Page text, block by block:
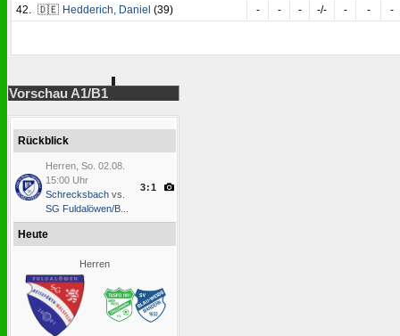
42. 🇩🇪 Hedderich, Daniel (39) - - - -/- - - -
Vorschau A1/B1
Rückblick
Herren, So. 02.08.
15:00 Uhr
Schrecksbach vs.
SG Fuldalöwen/B...
3:1
Heute
Herren